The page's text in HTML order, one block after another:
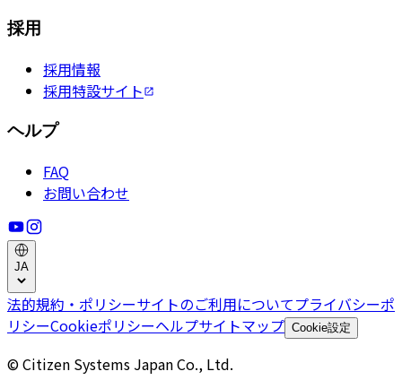
採用
採用情報
採用特設サイト
ヘルプ
FAQ
お問い合わせ
JA
法的規約・ポリシーサイトのご利用についてプライバシーポ
リシーCookieポリシーヘルプサイトマップ Cookie設定
© Citizen Systems Japan Co., Ltd.